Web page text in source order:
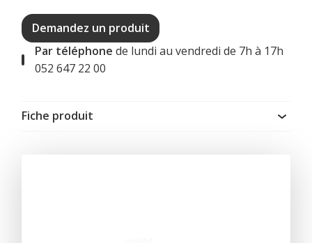
Demandez un produit
Par téléphone de lundi au vendredi de 7h à 17h
052 647 22 00
Fiche produit